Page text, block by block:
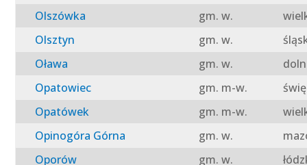
Olszówka
gm. w.
Olsztyn
gm. w.
Oława
gm. w.
Opatowiec
gm. m-w.
Opatówek
gm. m-w.
Opinogóra Górna
gm. w.
Oporów
gm. w.